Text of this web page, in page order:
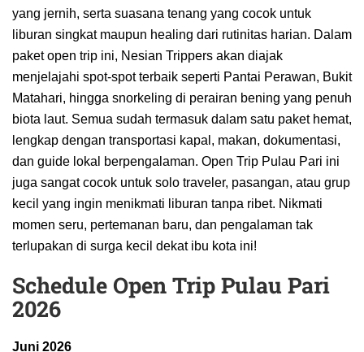
yang jernih, serta suasana tenang yang cocok untuk
liburan singkat maupun healing dari rutinitas harian. Dalam
paket open trip ini, Nesian Trippers akan diajak
menjelajahi spot-spot terbaik seperti Pantai Perawan, Bukit
Matahari, hingga snorkeling di perairan bening yang penuh
biota laut. Semua sudah termasuk dalam satu paket hemat,
lengkap dengan transportasi kapal, makan, dokumentasi,
dan guide lokal berpengalaman. Open Trip Pulau Pari ini
juga sangat cocok untuk solo traveler, pasangan, atau grup
kecil yang ingin menikmati liburan tanpa ribet. Nikmati
momen seru, pertemanan baru, dan pengalaman tak
terlupakan di surga kecil dekat ibu kota ini!
Schedule Open Trip Pulau Pari
2026
Juni 2026